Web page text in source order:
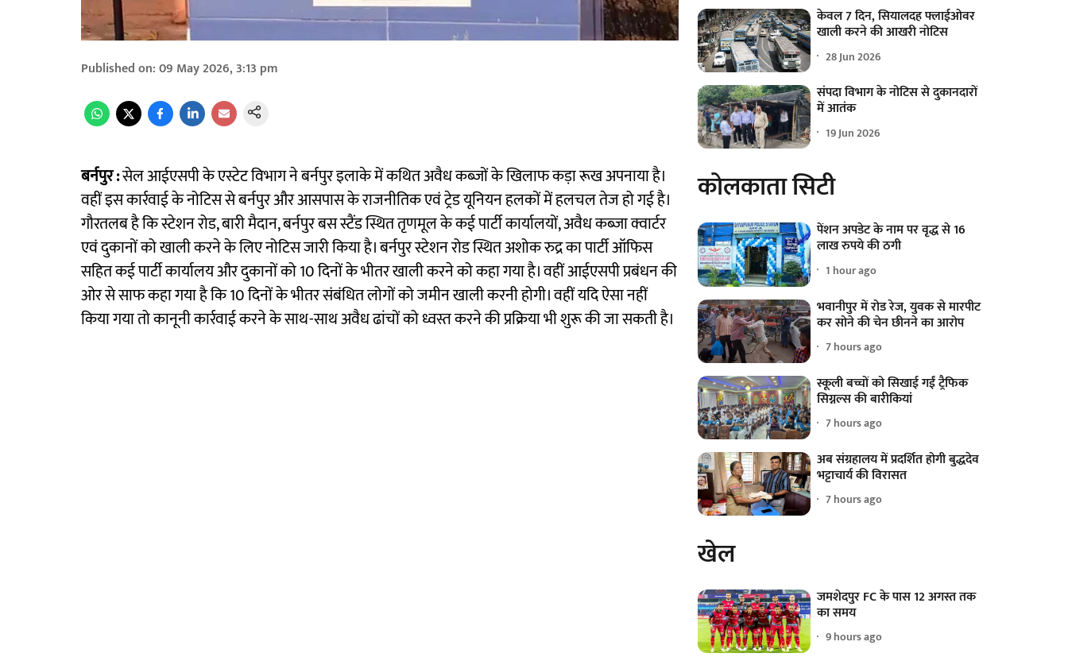
Published on:09 May 2026, 3:13 pm
बर्नपुर :सेल आईएसपी के एस्टेट विभाग ने बर्नपुर इलाके में कथित अवैध कब्जों के खिलाफ कड़ा रूख अपनाया है।
वहीं इस कार्रवाई के नोटिस से बर्नपुर और आसपास के राजनीतिक एवं ट्रेड यूनियन हलकों में हलचल तेज हो गई है।
गौरतलब है कि स्टेशन रोड, बारी मैदान, बर्नपुर बस स्टैंड स्थित तृणमूल के कई पार्टी कार्यालयों, अवैध कब्जा क्वार्टर
एवं दुकानों को खाली करने के लिए नोटिस जारी किया है। बर्नपुर स्टेशन रोड स्थित अशोक रुद्र का पार्टी ऑफिस
सहित कई पार्टी कार्यालय और दुकानों को 10 दिनों के भीतर खाली करने को कहा गया है। वहीं आईएसपी प्रबंधन की
ओर से साफ कहा गया है कि 10 दिनों के भीतर संबंधित लोगों को जमीन खाली करनी होगी। वहीं यदि ऐसा नहीं
किया गया तो कानूनी कार्रवाई करने के साथ-साथ अवैध ढांचों को ध्वस्त करने की प्रक्रिया भी शुरू की जा सकती है।
केवल 7 दिन, सियालदह फ्लाईओवर
खाली करने की आखरी नोटिस
28 Jun 2026
संपदा विभाग के नोटिस से दुकानदारों
में आतंक
19 Jun 2026
कोलकाता सिटी
पेंशन अपडेट के नाम पर वृद्ध से 16
लाख रुपये की ठगी
1 hour ago
भवानीपुर में रोड रेज, युवक से मारपीट
कर सोने की चेन छीनने का आरोप
7 hours ago
स्कूली बच्चों को सिखाई गईं ट्रैफिक
सिग्नल्स की बारीकियां
7 hours ago
अब संग्रहालय में प्रदर्शित होगी बुद्धदेव
भट्टाचार्य की विरासत
7 hours ago
खेल
जमशेदपुर FC के पास 12 अगस्त तक
का समय
9 hours ago